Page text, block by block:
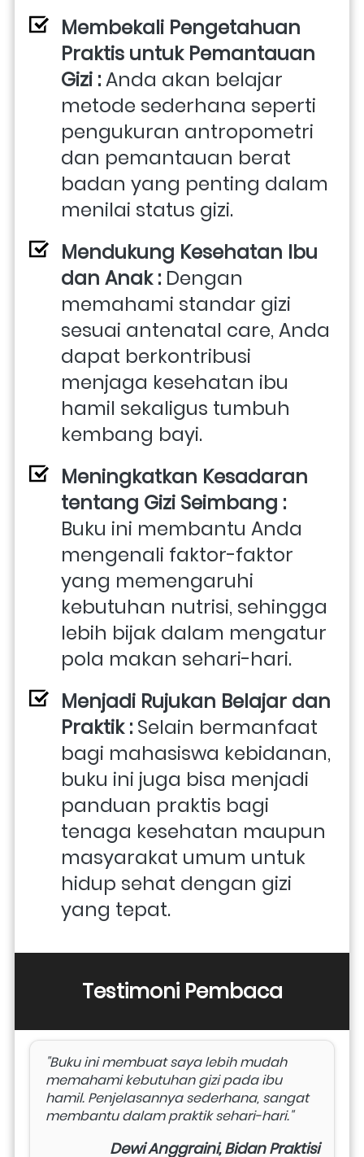
Membekali Pengetahuan
Praktis untuk Pemantauan
Gizi : Anda akan belajar
metode sederhana seperti
pengukuran antropometri
dan pemantauan berat
badan yang penting dalam
menilai status gizi.
Mendukung Kesehatan Ibu
dan Anak : Dengan
memahami standar gizi
sesuai antenatal care, Anda
dapat berkontribusi
menjaga kesehatan ibu
hamil sekaligus tumbuh
kembang bayi.
Meningkatkan Kesadaran
Buku ini membantu Anda
mengenali faktor-faktor
yang memengaruhi
kebutuhan nutrisi, sehingga
lebih bijak dalam mengatur
pola makan sehari-hari.
Menjadi Rujukan Belajar dan
Praktik : Selain bermanfaat
bagi mahasiswa kebidanan,
buku ini juga bisa menjadi
panduan praktis bagi
tenaga kesehatan maupun
masyarakat umum untuk
hidup sehat dengan gizi
yang tepat.
Testimoni Pembaca
"Buku ini membuat saya lebih mudah
memahami kebutuhan gizi pada ibu
hamil. Penjelasannya sederhana, sangat
membantu dalam praktik sehari-hari."
Dewi Anggraini, Bidan Praktisi